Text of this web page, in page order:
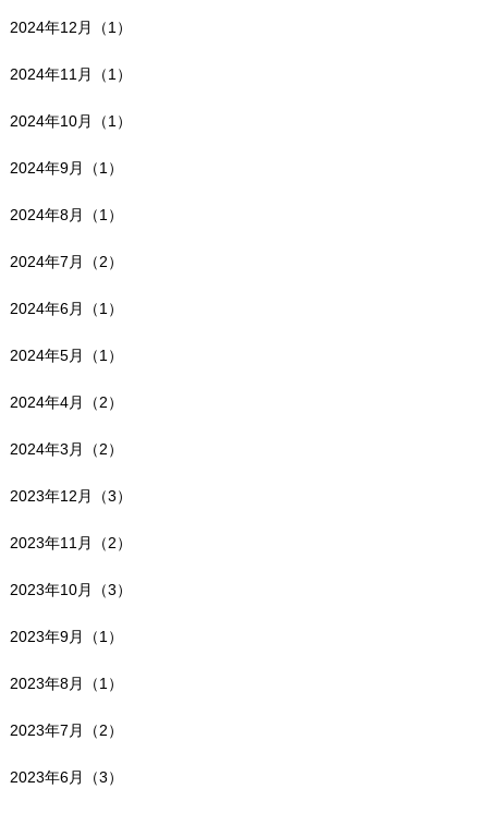
2024年12月（1）
2024年11月（1）
2024年10月（1）
2024年9月（1）
2024年8月（1）
2024年7月（2）
2024年6月（1）
2024年5月（1）
2024年4月（2）
2024年3月（2）
2023年12月（3）
2023年11月（2）
2023年10月（3）
2023年9月（1）
2023年8月（1）
2023年7月（2）
2023年6月（3）